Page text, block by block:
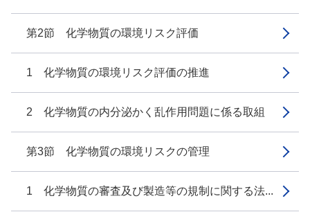
第2節 化学物質の環境リスク評価
1 化学物質の環境リスク評価の推進
2 化学物質の内分泌かく乱作用問題に係る取組
第3節 化学物質の環境リスクの管理
1 化学物質の審査及び製造等の規制に関する法...